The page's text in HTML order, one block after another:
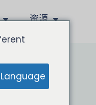
资源